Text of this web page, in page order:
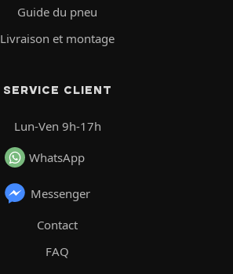
Guide du pneu
Livraison et montage
SERVICE CLIENT
Lun-Ven 9h-17h
WhatsApp
Messenger
Contact
FAQ